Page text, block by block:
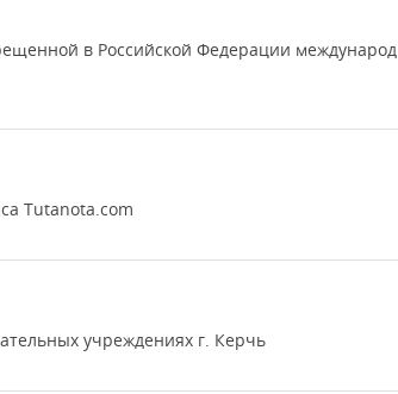
в Российской Федерации
Tutanota.com
учреждениях г. Керчь